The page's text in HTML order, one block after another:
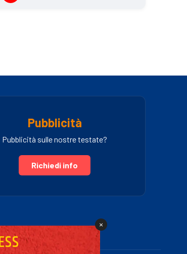
Pubblicità
Pubblicità sulle nostre testate?
Richiedi info
×